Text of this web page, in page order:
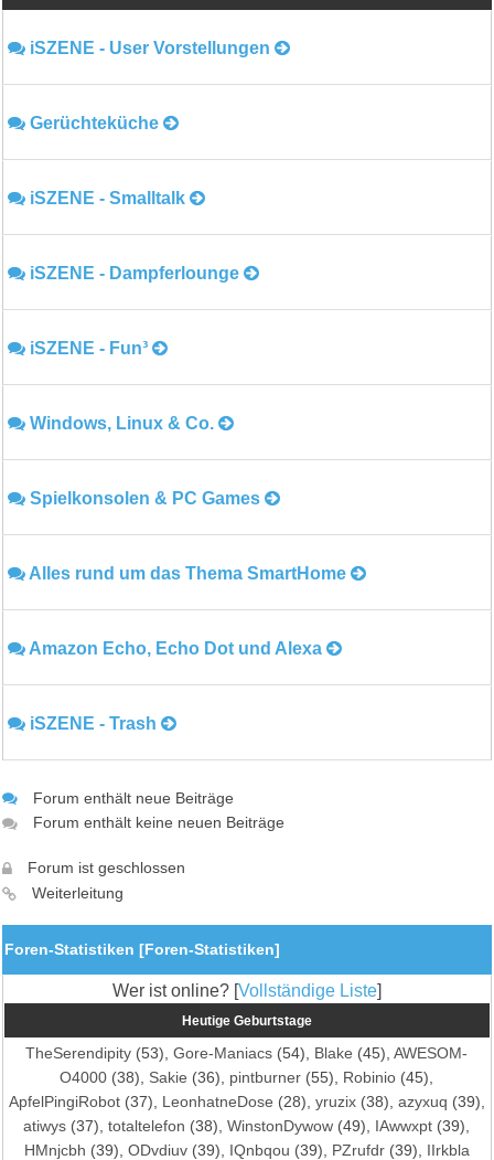
iSZENE - User Vorstellungen
Gerüchteküche
iSZENE - Smalltalk
iSZENE - Dampferlounge
iSZENE - Fun³
Windows, Linux & Co.
Spielkonsolen & PC Games
Alles rund um das Thema SmartHome
Amazon Echo, Echo Dot und Alexa
iSZENE - Trash
Forum enthält neue Beiträge
Forum enthält keine neuen Beiträge
Forum ist geschlossen
Weiterleitung
Foren-Statistiken [Foren-Statistiken]
Wer ist online? [Vollständige Liste]
Heutige Geburtstage
TheSerendipity (53),Gore-Maniacs (54), Blake (45),AWESOM-
O4000 (38), Sakie (36), pintburner (55), Robinio (45),
ApfelPingiRobot(37), LeonhatneDose (28), yruzix(38), azyxuq (39),
atiwys (37),totaltelefon (38),WinstonDywow (49), IAwwxpt (39),
HMnjcbh (39), ODvdiuv(39), IQnbqou (39), PZrufdr(39),
IIrkbla